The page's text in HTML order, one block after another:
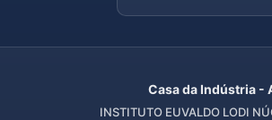
Casa da Indústria -
INSTITUTO EUVALDO LODI